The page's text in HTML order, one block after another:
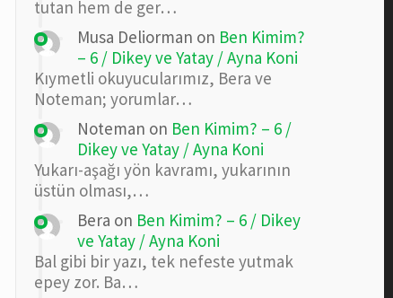
tutan hem de ger…
Musa Deliorman on Ben Kimim?
– 6 / Dikey ve Yatay / Ayna Koni
Kıymetli okuyucularımız, Bera ve
Noteman; yorumlar…
Noteman on Ben Kimim? – 6 /
Dikey ve Yatay / Ayna Koni
Yukarı-aşağı yön kavramı, yukarının
üstün olması,…
Bera on Ben Kimim? – 6 / Dikey
ve Yatay / Ayna Koni
Bal gibi bir yazı, tek nefeste yutmak
epey zor. Ba…